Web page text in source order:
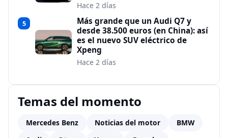
Hace 2 días
5
Más grande que un Audi Q7 y
desde 38.500 euros (en China): así
es el nuevo SUV eléctrico de
Xpeng
Hace 2 días
Temas del momento
Mercedes Benz Noticias del motor
BMW